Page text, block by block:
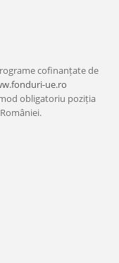
cofinanțate de
ue.ro
obligatoriu poziția